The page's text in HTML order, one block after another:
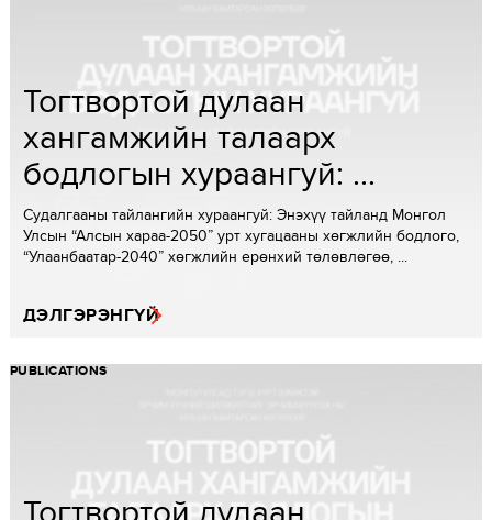
Тогтвортой дулаан
хангамжийн талаарх
бодлогын хураангуй: ...
Судалгааны тайлангийн хураангуй: Энэхүү тайланд Монгол
Улсын “Алсын хараа-2050” урт хугацааны хөгжлийн бодлого,
“Улаанбаатар-2040” хөгжлийн ерөнхий төлөвлөгөө, ...
ДЭЛГЭРЭНГҮЙ
PUBLICATIONS